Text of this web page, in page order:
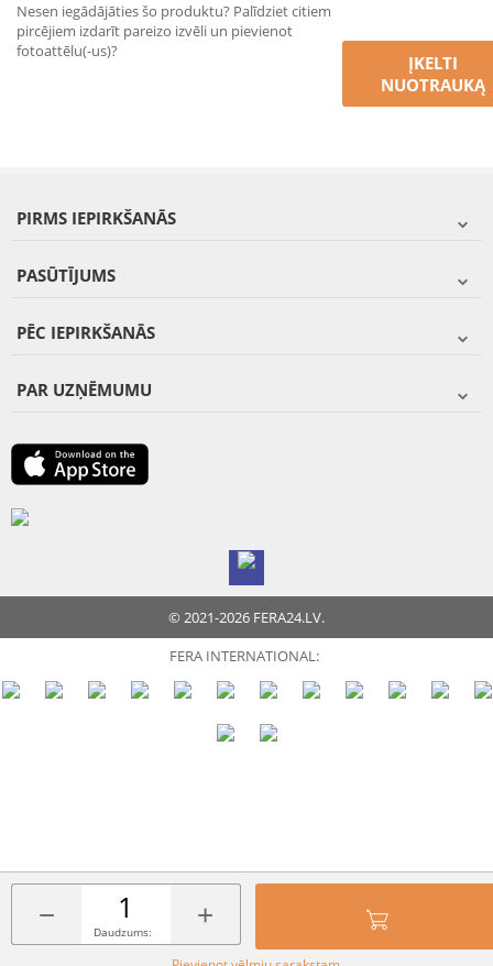
− +
Daudzums:
Nesen iegādājāties šo produktu? Palīdziet citiem
pircējiem izdarīt pareizo izvēli un pievienot
fotoattēlu(-us)?
ĮKELTI
NUOTRAUKĄ
PIRMS IEPIRKŠANĀS
PASŪTĪJUMS
PĒC IEPIRKŠANĀS
PAR UZŅĒMUMU
© 2021-2026 FERA24.LV.
FERA INTERNATIONAL: